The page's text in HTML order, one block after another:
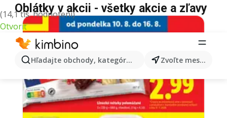
(14,1 tis. hodnotení)
Otvoriť
Hľadajte obchody, kategórie, produkty... Zvoľte mesto
Oblátky v akcii - všetky akcie a zľavy